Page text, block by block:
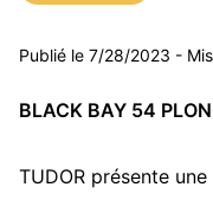
Publié le 7/28/2023 -
BLACK BAY 54
TUDOR présente une